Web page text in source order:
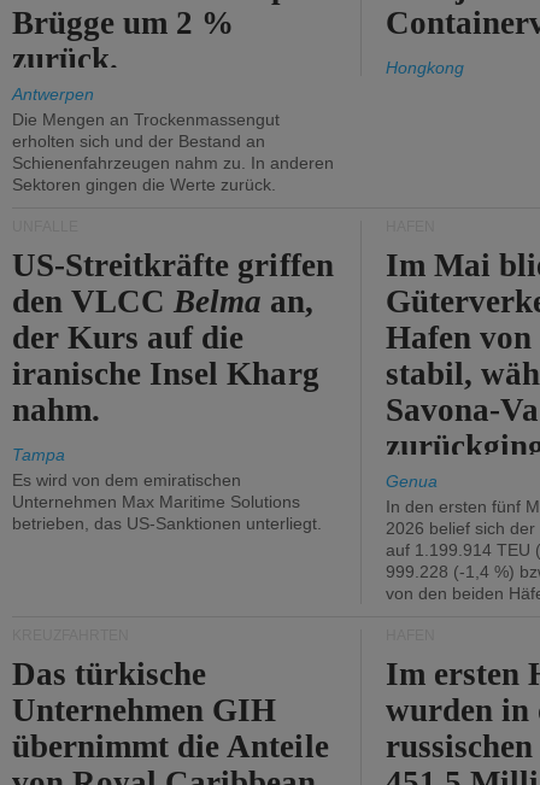
Brügge um 2 %
zurück.
Antwerpen
Die Mengen an Trockenmassengut
erholten sich und der Bestand an
Schienenfahrzeugen nahm zu. In anderen
Sektoren gingen die Werte zurück.
Hongkong
US-Streitkräfte griffen
den VLCCBelma an,
der Kurs auf die
iranische Insel Kharg
nahm.
Tampa
Es wird von dem emiratischen
Unternehmen Max Maritime Solutions
betrieben, das US-Sanktionen unterliegt.
Im Mai
Hafen von
stabil,
Savona-
Genua
In den ersten fünf
2026 belief sich
auf 1.199.914 TEU
999.228 (-1,4 %)
von den beiden
Das türkische
Unternehmen GIH
übernimmt die Anteile
Im ersten
wurden in